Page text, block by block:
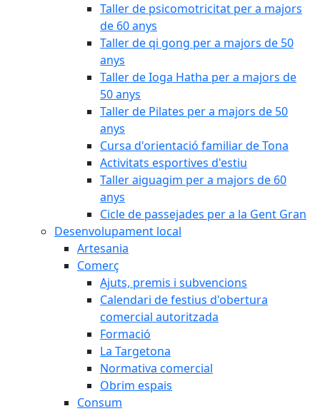
Taller de psicomotricitat per a majors
de 60 anys
Taller de qi gong per a majors de 50
anys
Taller de Ioga Hatha per a majors de
50 anys
Taller de Pilates per a majors de 50
anys
Cursa d'orientació familiar de Tona
Activitats esportives d'estiu
Taller aiguagim per a majors de 60
anys
Cicle de passejades per a la Gent Gran
Desenvolupament local
Artesania
Comerç
Ajuts, premis i subvencions
Calendari de festius d'obertura
comercial autoritzada
Formació
La Targetona
Normativa comercial
Obrim espais
Consum